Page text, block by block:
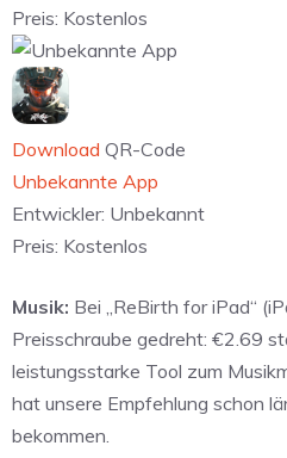
Preis: Kostenlos
Download QR-Code
Unbekannte App
Entwickler: Unbekannt
Preis: Kostenlos
Musik: Bei „ReBirth for iPad“
Preisschraube gedreht: €2.69
leistungsstarke Tool zum
hat unsere Empfehlung schon
bekommen.